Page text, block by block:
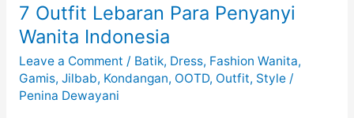
7 Outfit Lebaran Para Penyanyi
Wanita Indonesia
Leave a Comment / Batik, Dress, Fashion Wanita,
Gamis, Jilbab, Kondangan, OOTD, Outfit, Style/
Penina Dewayani